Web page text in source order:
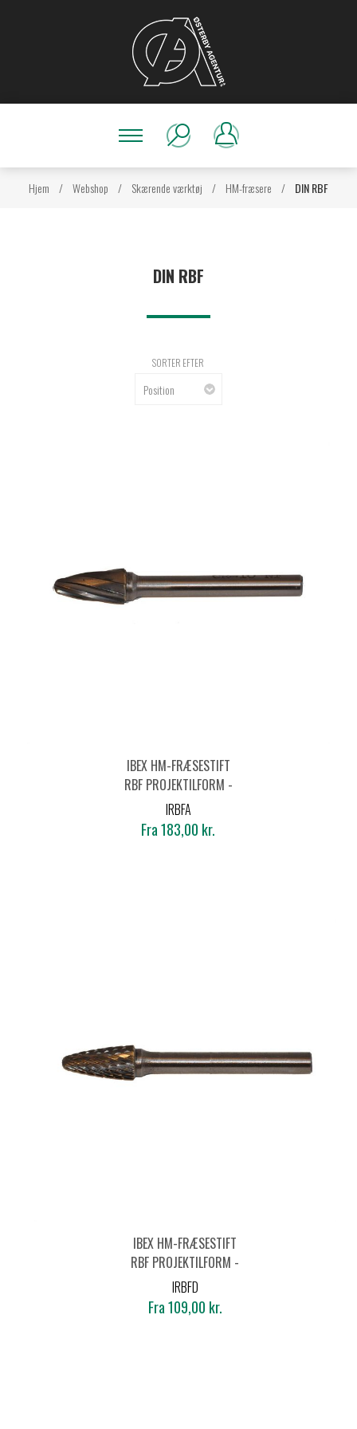
Hjem / Webshop / Skærende værktøj / HM-fræsere / DIN RBF
DIN RBF
SORTER EFTER
IBEX HM-FRÆSESTIFT
RBF PROJEKTILFORM -
ALUMINIUM
IRBFA
Fra 183,00 kr.
IBEX HM-FRÆSESTIFT
RBF PROJEKTILFORM -
DIAMOND
IRBFD
Fra 109,00 kr.